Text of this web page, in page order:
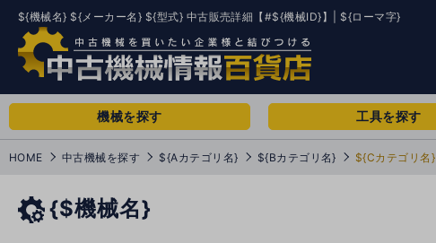
${機械名} ${メーカー名} ${型式} 中古販売詳細【#${機械ID}】| ${ローマ字}
機械を探す 工具を探す
HOME 中古機械を探す ${Aカテゴリ名} ${Bカテゴリ名} ${Cカテゴリ名}
{$機械名}